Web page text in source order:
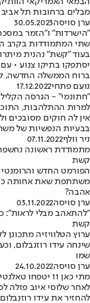
מבלים ברחובות תל
ערן סויסה30.05.2023
"הישרדות" ו"הזמר
שתי המתמודדות בקרב
בעוד "קשת" נהנית
יסתפקו בתיקו צנוע •
ברוח הממשלה החדשה,
נועם פתחי17.12.2022
"חתונמי" - הגרסה
אין לה חוקים מסובכים
בבעיות הנפשיות של
ניר וולף07.11.2022
מתמודדת ראשונה
קשת
הפורמט החדש והרומנטי
משתתפת שאת אחותה
אהבה?
ערן סויסה03.11.2022
"להתאהב מבלי לראות":
קשת
ערוץ הטלוויזיה
שינחה עידו רוזנבלום,
שמו
ערן סויסה24.10.2022
מתי כאן 11 יטפחו טאלנטים משלהם?
לאחר שלוסי איוב פזלה